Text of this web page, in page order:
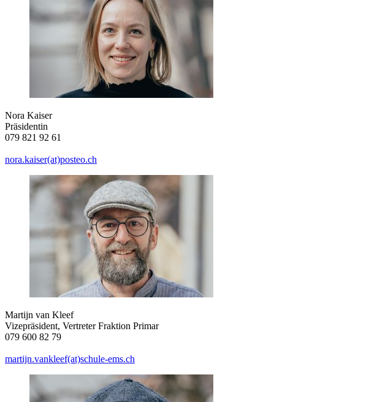
Nora Kaiser
Präsidentin
079 821 92 61
nora.kaiser(at)posteo.ch
Martijn van Kleef
Vizepräsident, Vertreter Fraktion Primar
079 600 82 79
martijn.vankleef(at)schule-ems.ch